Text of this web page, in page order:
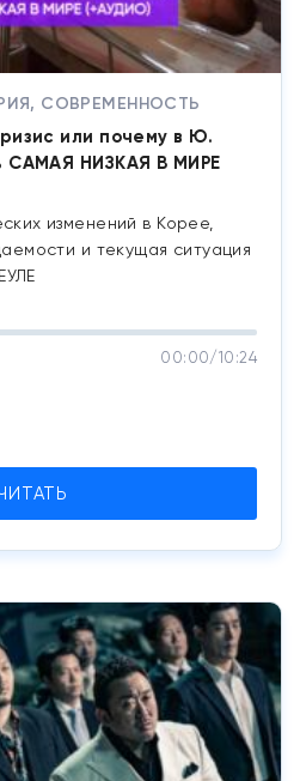
СОВРЕМЕННОСТЬ
или почему в Ю.
САМАЯ НИЗКАЯ В МИРЕ
изменений в Корее,
и текущая ситуация
00:00/10:24